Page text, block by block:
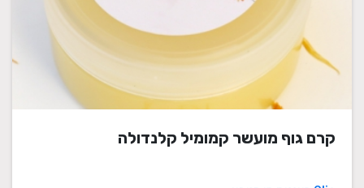
קרם גוף מועשר קמומיל קלנדולה